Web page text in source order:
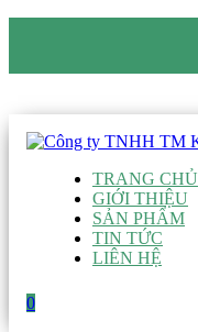
TRANG CHỦ
GIỚI THIỆU
SẢN PHẨM
TIN TỨC
LIÊN HỆ
0